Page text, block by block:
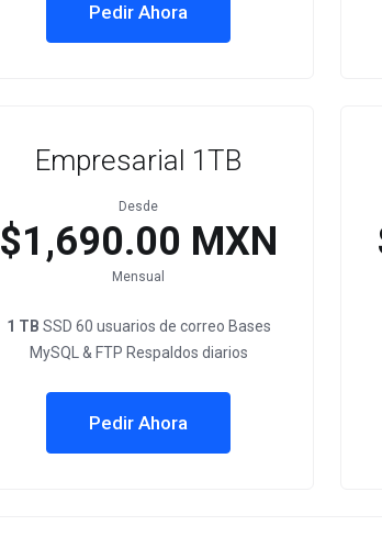
Pedir Ahora
Empresarial 1TB
Desde
$1,690.00 MXN
Mensual
1 TB SSD 60 usuarios de correo Bases
MySQL & FTP Respaldos diarios
Pedir Ahora